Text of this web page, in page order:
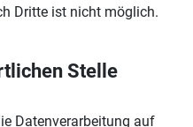
Dritte ist nicht möglich.
Stelle
Datenverarbeitung auf